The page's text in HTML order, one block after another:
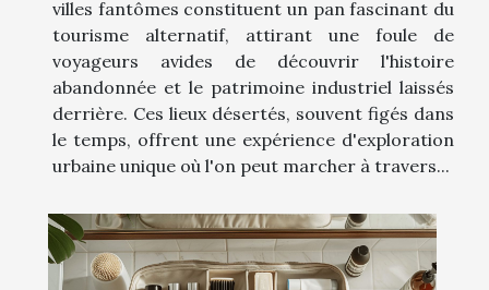
villes fantômes constituent un pan fascinant du
tourisme alternatif, attirant une foule de
voyageurs avides de découvrir l'histoire
abandonnée et le patrimoine industriel laissés
derrière. Ces lieux désertés, souvent figés dans
le temps, offrent une expérience d'exploration
urbaine unique où l'on peut marcher à travers...